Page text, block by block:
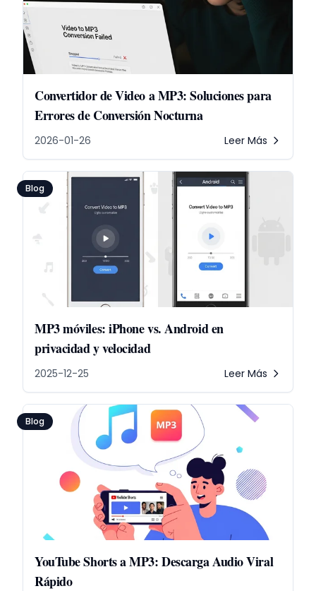
Convertidor de Video a MP3: Soluciones para
Errores de Conversión Nocturna
2026-01-26 Leer Más
Blog
MP3 móviles: iPhone vs. Android en
privacidad y velocidad
2025-12-25 Leer Más
Blog
YouTube Shorts a MP3: Descarga Audio Viral
Rápido